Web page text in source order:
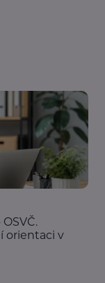
orientaci v